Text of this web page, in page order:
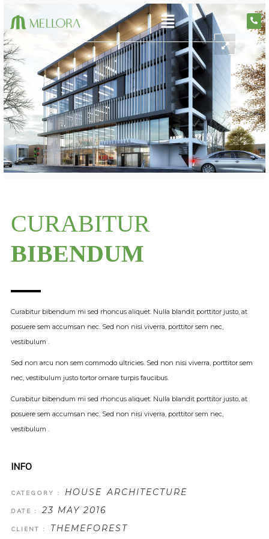
CURABITUR
BIBENDUM
Curabitur bibendum mi sed rhoncus aliquet. Nulla blandit porttitor justo, at
posuere sem accumsan nec. Sed non nisi viverra, porttitor sem nec,
vestibulum .
Sed non arcu non sem commodo ultricies. Sed non nisi viverra, porttitor sem
nec, vestibulum justo tortor ornare turpis faucibus.
Curabitur bibendum mi sed rhoncus aliquet. Nulla blandit porttitor justo, at
posuere sem accumsan nec. Sed non nisi viverra, porttitor sem nec,
vestibulum .
INFO
CATEGORY : HOUSE ARCHITECTURE
DATE : 23 MAY 2016
CLIENT : THEMEFOREST